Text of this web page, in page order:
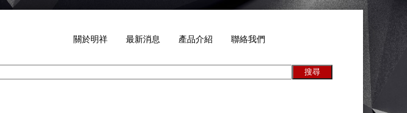
關於明祥 最新消息 產品介紹 聯絡我們
搜尋